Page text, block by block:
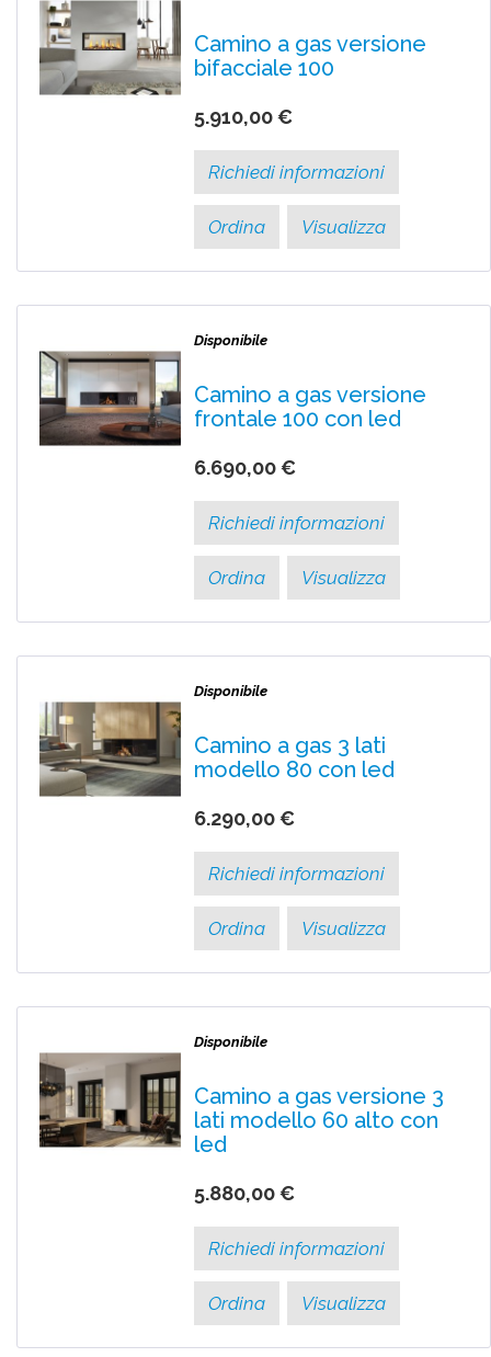
Camino a gas versione
bifacciale 100
5.910,00 €
Richiedi informazioni
Ordina Visualizza
Disponibile
Camino a gas versione
frontale 100 con led
6.690,00 €
Richiedi informazioni
Ordina Visualizza
Disponibile
Camino a gas 3 lati
modello 80 con led
6.290,00 €
Richiedi informazioni
Ordina Visualizza
Disponibile
Camino a gas versione 3
lati modello 60 alto con
led
5.880,00 €
Richiedi informazioni
Ordina Visualizza